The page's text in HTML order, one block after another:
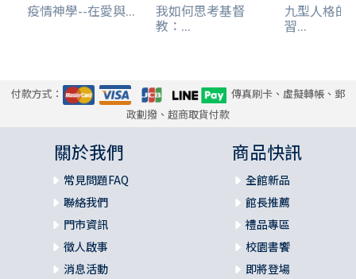
疫情神學--在愛與... 我如何思考基督
教：...
九型人格的
習...
付款方式：
傳真刷卡、虛擬轉帳、郵
政劃撥、超商取貨付款
關於我們
常見問題FAQ
聯絡我們
門市資訊
徵人啟事
消息活動
商品快訊
全館新品
館長推薦
禮品專區
校園書饗
即將登場